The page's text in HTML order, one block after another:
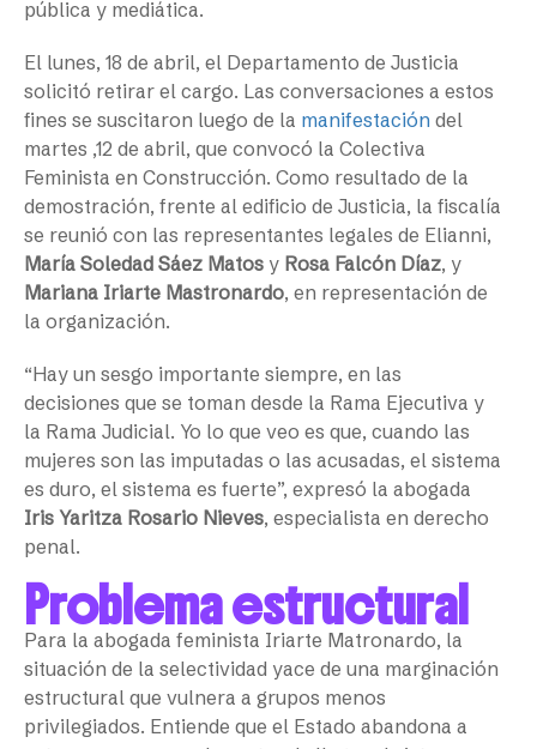
pública y mediática.
El lunes, 18 de abril, el Departamento de Justicia
solicitó retirar el cargo. Las conversaciones a estos
fines se suscitaron luego de la manifestación del
martes ,12 de abril, que convocó la Colectiva
Feminista en Construcción. Como resultado de la
demostración, frente al edificio de Justicia, la fiscalía
se reunió con las representantes legales de Elianni,
María Soledad Sáez Matos y Rosa Falcón Díaz, y
Mariana Iriarte Mastronardo, en representación de
la organización.
“Hay un sesgo importante siempre, en las
decisiones que se toman desde la Rama Ejecutiva y
la Rama Judicial. Yo lo que veo es que, cuando las
mujeres son las imputadas o las acusadas, el sistema
es duro, el sistema es fuerte”, expresó la abogada
Iris Yaritza Rosario Nieves, especialista en derecho
penal.
Problema estructural
Para la abogada feminista Iriarte Matronardo, la
situación de la selectividad yace de una marginación
estructural que vulnera a grupos menos
privilegiados. Entiende que el Estado abandona a